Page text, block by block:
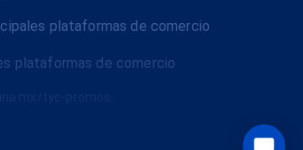
plataformas de comercio
plataformas de comercio
tyc-promos.